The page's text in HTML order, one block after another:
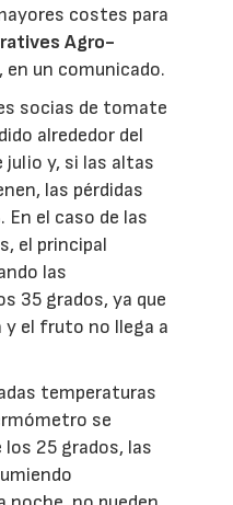
costes para
Agro-
, en un comunicado.
socias de tomate
alrededor del
julio y, si las altas
las pérdidas
En el caso de las
el principal
las
35 grados, ya que
y el fruto no llega a
temperaturas
se
25 grados, las